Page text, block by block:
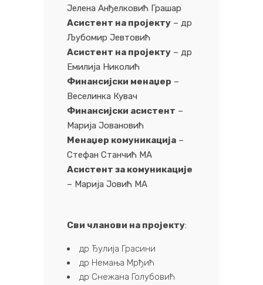
Јелена Анђелковић Грашар
Асистент на пројекту – др
Љубомир Јевтовић
Асистент на пројекту – др
Емилија Николић
Финансијски менаџер –
Веселинка Кувач
Финансијски асистент –
Марија Јовановић
Менаџер комуникација –
Стефан Станчић МА
Асистент за комуникације
– Марија Јовић МА
Сви чланови на пројекту:
др Ђулија Грасини
др Немања Мрђић
др Снежана Голубовић